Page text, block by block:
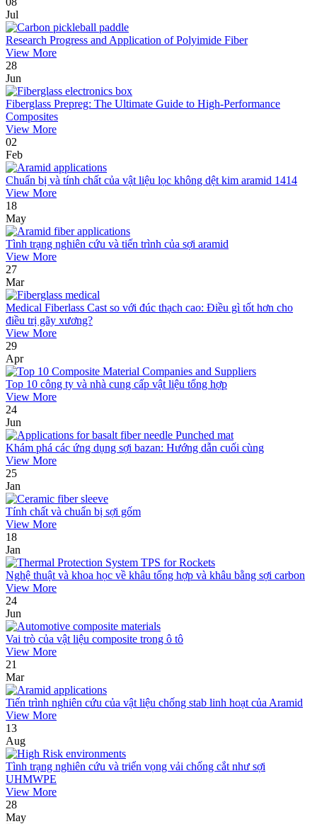
Jul
Research Progress and Application of Polyimide Fiber
View More
28
Jun
Fiberglass Prepreg: The Ultimate Guide to High-Performance
Composites
View More
02
Feb
Chuẩn bị và tính chất của vật liệu lọc không dệt kim aramid 1414
View More
18
May
Tình trạng nghiên cứu và tiến trình của sợi aramid
View More
27
Mar
Medical Fiberlass Cast so với đúc thạch cao: Điều gì tốt hơn cho
điều trị gãy xương?
View More
29
Apr
Top 10 công ty và nhà cung cấp vật liệu tổng hợp
View More
24
Jun
Khám phá các ứng dụng sợi bazan: Hướng dẫn cuối cùng
View More
25
Jan
Tính chất và chuẩn bị sợi gốm
View More
18
Jan
Nghệ thuật và khoa học về khâu tổng hợp và khâu bằng sợi carbon
View More
24
Jun
Vai trò của vật liệu composite trong ô tô
View More
21
Mar
Tiến trình nghiên cứu của vật liệu chống stab linh hoạt của Aramid
View More
13
Aug
Tình trạng nghiên cứu và triển vọng vải chống cắt như sợi
UHMWPE
View More
28
May